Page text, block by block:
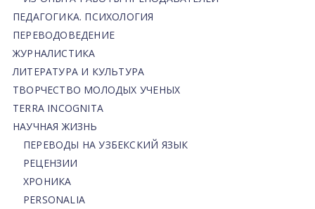
ПЕДАГОГИКА. ПСИХОЛОГИЯ
ПЕРЕВОДОВЕДЕНИЕ
ЖУРНАЛИСТИКА
ЛИТЕРАТУРА И КУЛЬТУРА
ТВОРЧЕСТВО МОЛОДЫХ УЧЕНЫХ
TERRA INCOGNITA
НАУЧНАЯ ЖИЗНЬ
ПЕРЕВОДЫ НА УЗБЕКСКИЙ ЯЗЫК
РЕЦЕНЗИИ
ХРОНИКА
PERSONALIA